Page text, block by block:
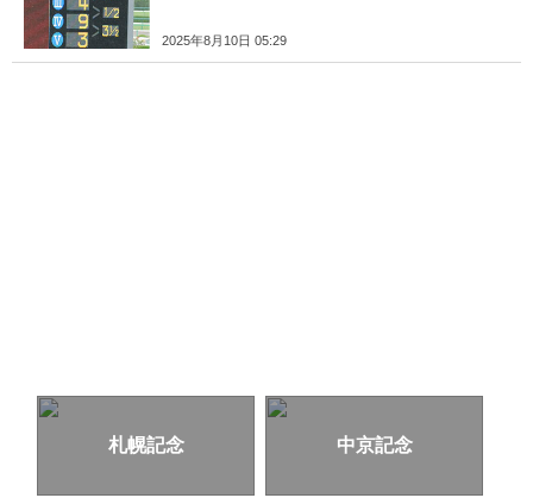
2025年8月10日 05:29
札幌記念 中京記念